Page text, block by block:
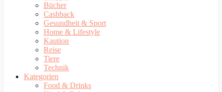
Bücher
Cashback
Gesundheit & Sport
Home & Lifestyle
Kaution
Reise
Tiere
Technik
Kategorien
Food & Drinks